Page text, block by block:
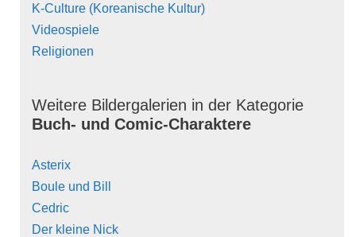
K-Culture (Koreanische Kultur)
Videospiele
Religionen
Weitere Bildergalerien in der Kategorie
Buch- und Comic-Charaktere
Asterix
Boule und Bill
Cedric
Der kleine Nick